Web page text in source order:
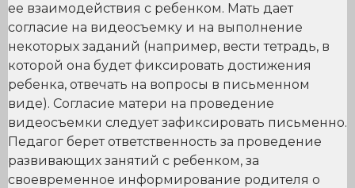
ее взаимодействия с ребенком. Мать дает
согласие на видеосъемку и на выполнение
некоторых заданий (например, вести тетрадь, в
которой она будет фиксировать достижения
ребенка, отвечать на вопросы в письменном
виде). Согласие матери на проведение
видеосъемки следует зафиксировать письменно.
Педагог берет ответственность за проведение
развивающих занятий с ребенком, за
своевременное информирование родителя о